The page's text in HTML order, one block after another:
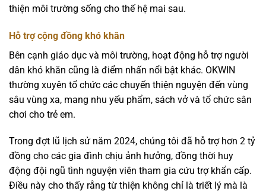
thiện môi trường sống cho thế hệ mai sau.
Hỗ trợ cộng đồng khó khăn
Bên cạnh giáo dục và môi trường, hoạt động hỗ trợ người
dân khó khăn cũng là điểm nhấn nổi bật khác. OKWIN
thường xuyên tổ chức các chuyến thiện nguyện đến vùng
sâu vùng xa, mang nhu yếu phẩm, sách vở và tổ chức sân
chơi cho trẻ em.
Trong đợt lũ lịch sử năm 2024, chúng tôi đã hỗ trợ hơn 2 tỷ
đồng cho các gia đình chịu ảnh hưởng, đồng thời huy
động đội ngũ tình nguyện viên tham gia cứu trợ khẩn cấp.
Điều này cho thấy rằng từ thiện không chỉ là triết lý mà là